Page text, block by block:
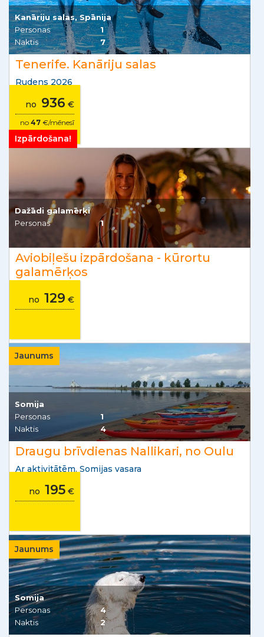
Kanāriju salas, Spānija
Personas
1
Naktis
7
Tenerife. Kanāriju salas
Rudens 2026
no 936 €
no 47 €/mēnesī
Izpārdošana!
Dažādi galamērķi
Personas
1
Aviobiļešu izpārdošana - kūrortu
galamērķos
no 129 €
Jaunums
Somija
Personas
1
Naktis
4
Draugu brīvdienas Nallikari, no Oulu
Ar aktivitātēm. Somijas vasara
no 195 €
Jaunums
Somija
Personas
4
Naktis
2